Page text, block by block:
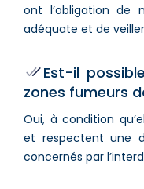
ont l’obligation de
adéquate et de
Est-il
zones fumeurs
Oui, à condition
et respectent une
concernés par